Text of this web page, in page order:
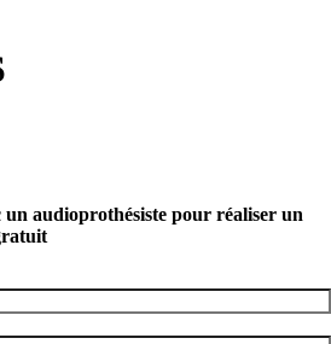
un audioprothésiste pour réaliser un